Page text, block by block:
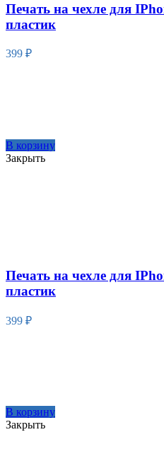
В корзину
Закрыть
Печать на чехле для
пластик
399 ₽
В корзину
Закрыть
Печать на чехле для
пластик
399 ₽